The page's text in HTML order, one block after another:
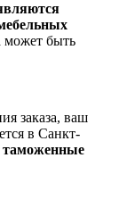
может быть
заказа, ваш
в Санкт-
таможенные